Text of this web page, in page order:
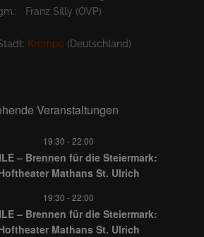
Franz Silly (ÖVP)
Krempe (Deutschland)
Veranstaltungen
19:30 -22:00
– Brennen für die Steiermark:
Mathans St. Ulrich
19:30 -22:00
– Brennen für die Steiermark:
Mathans St. Ulrich